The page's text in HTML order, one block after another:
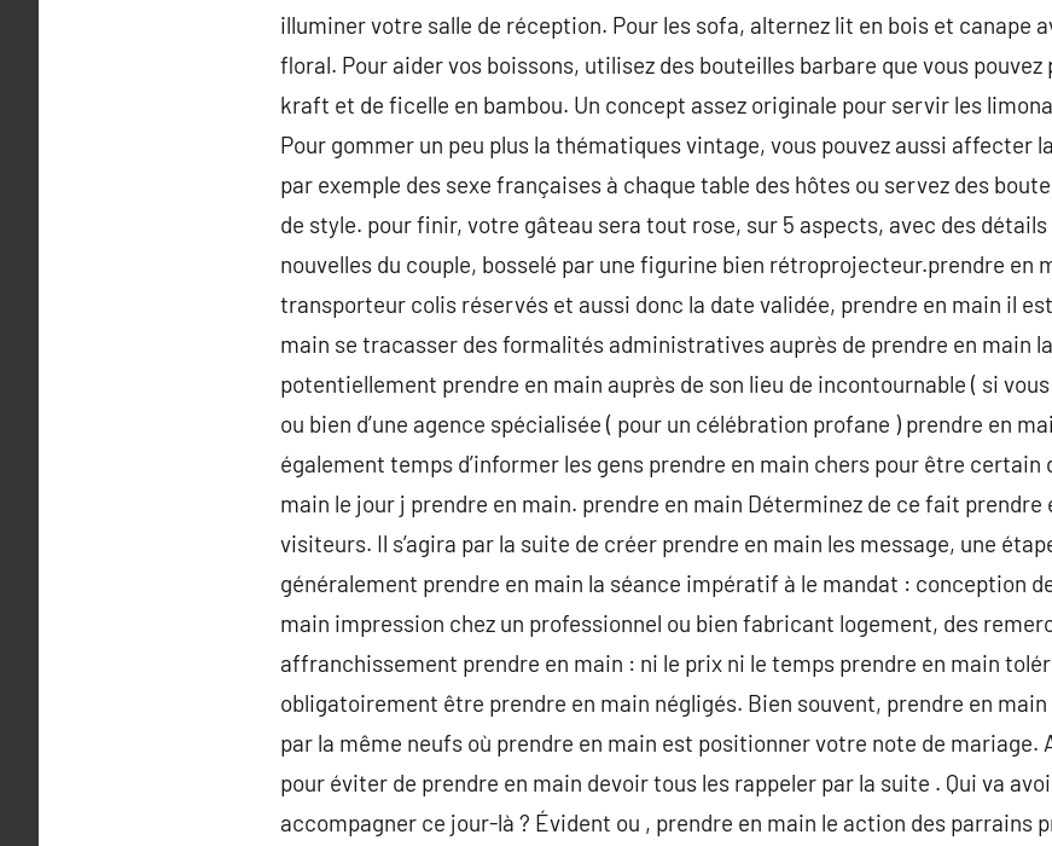
illuminer votre salle de réception. Pour les sofa, alternez lit en bois et canape
floral. Pour aider vos boissons, utilisez des bouteilles barbare que vous
kraft et de ficelle en bambou. Un concept assez originale pour servir les
Pour gommer un peu plus la thématiques vintage, vous pouvez aussi affecter
par exemple des sexe françaises à chaque table des hôtes ou servez des
de style. pour finir, votre gâteau sera tout rose, sur 5 aspects, avec des
nouvelles du couple, bosselé par une figurine bien rétroprojecteur.prendre en
transporteur colis réservés et aussi donc la date validée, prendre en main il
main se tracasser des formalités administratives auprès de prendre en main
potentiellement prendre en main auprès de son lieu de incontournable ( si
ou bien d’une agence spécialisée ( pour un célébration profane ) prendre en
également temps d’informer les gens prendre en main chers pour être certain
main le jour j prendre en main. prendre en main Déterminez de ce fait
visiteurs. Il s’agira par la suite de créer prendre en main les message, une
généralement prendre en main la séance impératif à le mandat : conception
main impression chez un professionnel ou bien fabricant logement, des
affranchissement prendre en main : ni le prix ni le temps prendre en main
obligatoirement être prendre en main négligés. Bien souvent, prendre en
par la même neufs où prendre en main est positionner votre note de
pour éviter de prendre en main devoir tous les rappeler par la suite . Qui va
accompagner ce jour-là ? Évident ou , prendre en main le action des parrains